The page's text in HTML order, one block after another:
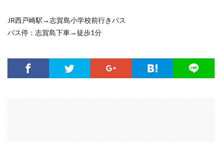
JR西戸崎駅→志賀島小学校前行きバス
バス停：志賀島下車→徒歩1分